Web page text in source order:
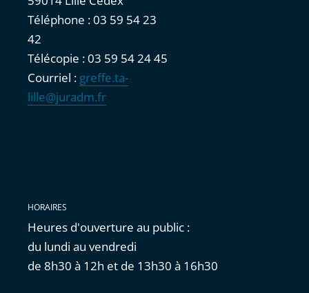
Téléphone : 03 59 54 23
42
Télécopie : 03 59 54 24 45
Courriel : greffe.ta-
lille@juradm.fr
HORAIRES
Heures d'ouverture au public :
du lundi au vendredi
de 8h30 à 12h et de 13h30 à 16h30